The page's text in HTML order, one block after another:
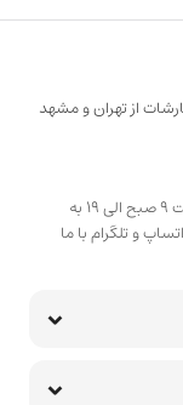
از تهران و مشهد
شما عزیزان میتوانید سوالات و مشکلاتتان را از ساعت 9 صبح الی 19 به
در واتساپ و تلگرام با ما